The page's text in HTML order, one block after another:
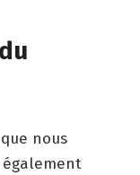
nous
également